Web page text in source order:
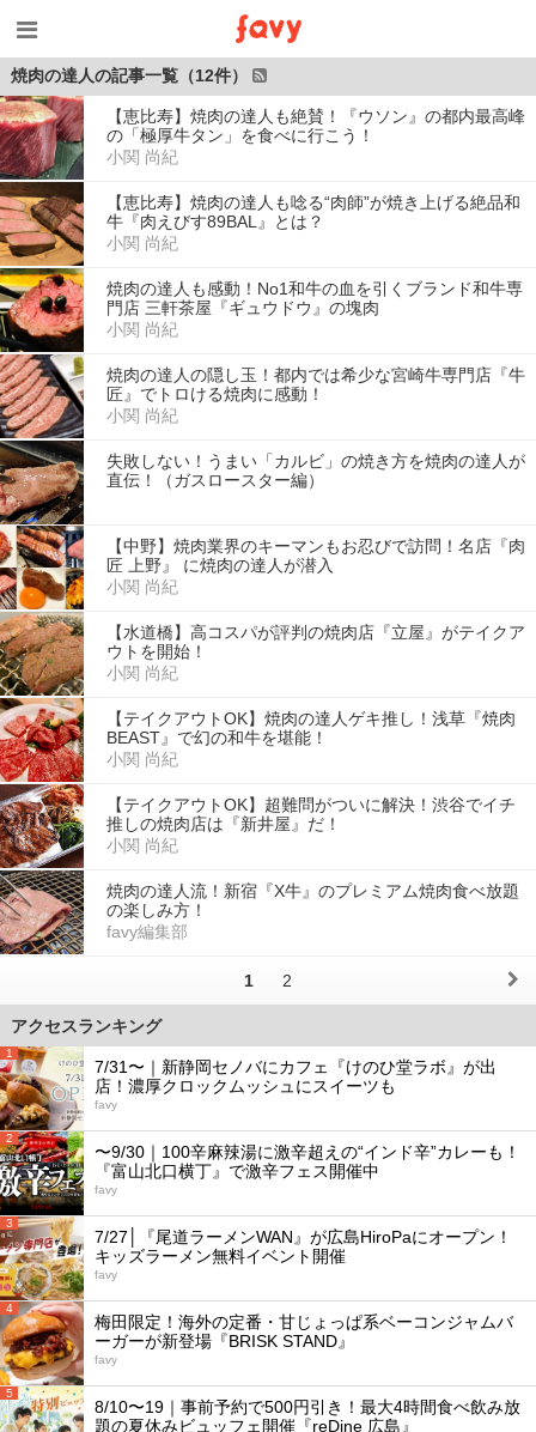
焼肉の達人の記事一覧（12件）
【恵比寿】焼肉の達人も絶賛！『ウソン』の都内最高峰
の「極厚牛タン」を食べに行こう！
小関 尚紀
【恵比寿】焼肉の達人も唸る“肉師”が焼き上げる絶品和
牛『肉えびす89BAL』とは？
小関 尚紀
焼肉の達人も感動！No1和牛の血を引くブランド和牛専
門店 三軒茶屋『ギュウドウ』の塊肉
小関 尚紀
焼肉の達人の隠し玉！都内では希少な宮崎牛専門店『牛
匠』でトロける焼肉に感動！
小関 尚紀
失敗しない！うまい「カルビ」の焼き方を焼肉の達人が
直伝！（ガスロースター編）
【中野】焼肉業界のキーマンもお忍びで訪問！名店『肉
匠 上野』 に焼肉の達人が潜入
小関 尚紀
【水道橋】高コスパが評判の焼肉店『立屋』がテイクア
ウトを開始！
小関 尚紀
【テイクアウトOK】焼肉の達人ゲキ推し！浅草『焼肉
BEAST』で幻の和牛を堪能！
小関 尚紀
【テイクアウトOK】超難問がついに解決！渋谷でイチ
推しの焼肉店は『新井屋』だ！
小関 尚紀
焼肉の達人流！新宿『X牛』のプレミアム焼肉食べ放題
の楽しみ方！
favy編集部
1 2
アクセスランキング
1
7/31〜｜新静岡セノバにカフェ『けのひ堂ラボ』が出
店！濃厚クロックムッシュにスイーツも
favy
2
〜9/30｜100辛麻辣湯に激辛超えの“インド辛”カレーも！
『富山北口横丁』で激辛フェス開催中
favy
3
7/27│『尾道ラーメンWAN』が広島HiroPaにオープン！
キッズラーメン無料イベント開催
favy
4
梅田限定！海外の定番・甘じょっぱ系ベーコンジャムバ
ーガーが新登場『BRISK STAND』
favy
5
8/10〜19｜事前予約で500円引き！最大4時間食べ飲み放
題の夏休みビュッフェ開催『reDine 広島』